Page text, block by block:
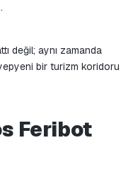
değil; aynı zamanda
bir turizm koridoru
Feribot